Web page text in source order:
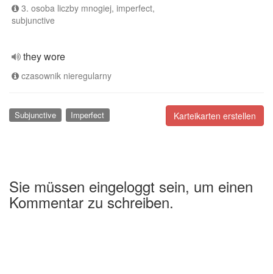
3. osoba liczby mnogiej, imperfect,
subjunctive
they wore
czasownik nieregularny
Karteikarten erstellen
Subjunctive Imperfect
Sie müssen eingeloggt sein, um einen
Kommentar zu schreiben.